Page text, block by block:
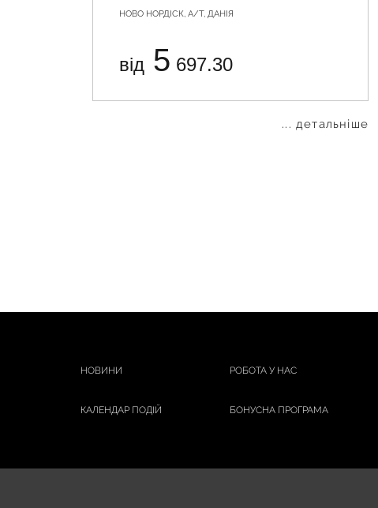
НОВО НОРДІСК, А/Т, ДАНІЯ
від 5 697.30
... детальніше
НОВИНИ РОБОТА У НАС
КАЛЕНДАР ПОДІЙ БОНУСНА ПРОГРАМА